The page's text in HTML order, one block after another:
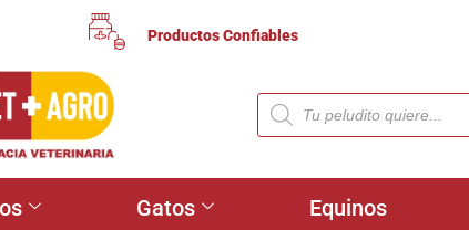
Productos Confiables
Gatos Equinos